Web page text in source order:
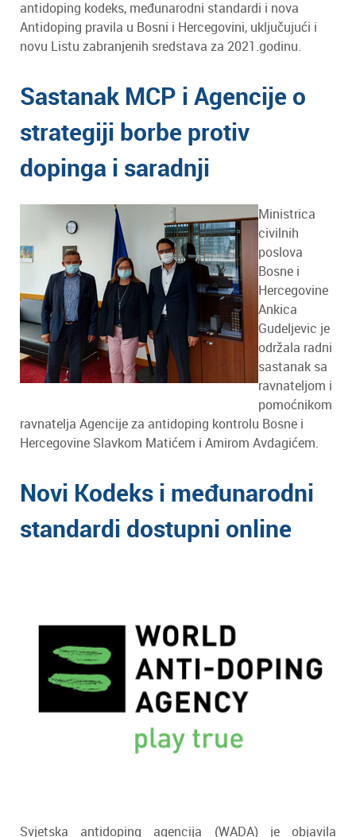
antidoping kodeks, međunarodni standardi i nova
Antidoping pravila u Bosni i Hercegovini, uključujući i
novu Listu zabranjenih sredstava za 2021.godinu.
Sastanak MCP i Agencije o
strategiji borbe protiv
dopinga i saradnji
Ministrica
civilnih
poslova
Bosne i
Hercegovine
Ankica
Gudeljevic je
održala radni
sastanak sa
ravnateljom i
pomoćnikom
ravnatelja Agencije za antidoping kontrolu Bosne i
Hercegovine Slavkom Matićem i Amirom Avdagićem.
Novi Kodeks i međunarodni
standardi dostupni online
Svjetska antidoping agencija (WADA) je objavila